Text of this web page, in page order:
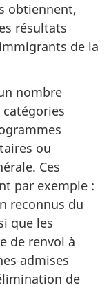
obtiennent,
résultats
de la
nombre
ou
Ces
par exemple :
reconnus du
que les
de renvoi à
admises
de